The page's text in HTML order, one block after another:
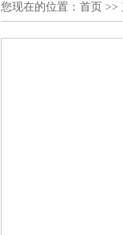
您现在的位置： 首页 >>